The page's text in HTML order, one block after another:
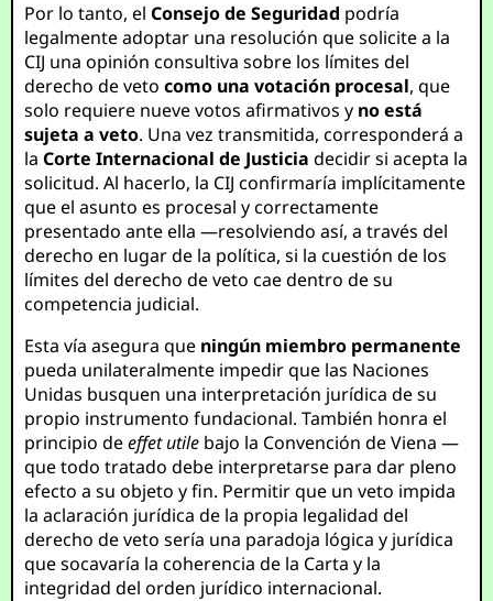
Por lo tanto, elConsejo de Seguridad podría
legalmente adoptar una resolución que solicite a la
CIJ una opinión consultiva sobre los límites del
derecho de vetocomo una votación procesal, que
solo requiere nueve votos afirmativos y no está
sujeta a veto. Una vez transmitida, corresponderá a
laCorte Internacional de Justicia decidir si acepta la
solicitud. Al hacerlo, la CIJ confirmaría implícitamente
que el asunto es procesal y correctamente
presentado ante ella —resolviendo así, a través del
derecho en lugar de la política, si la cuestión de los
límites del derecho de veto cae dentro de su
competencia judicial.
Esta vía asegura que ningún miembro permanente
pueda unilateralmente impedir que las Naciones
Unidas busquen una interpretación jurídica de su
propio instrumento fundacional. También honra el
principio deeffet utile bajo la Convención de Viena —
que todo tratado debe interpretarse para dar pleno
efecto a su objeto y fin. Permitir que un veto impida
la aclaración jurídica de la propia legalidad del
derecho de veto sería una paradoja lógica y jurídica
que socavaría la coherencia de la Carta y la
integridad del orden jurídico internacional.